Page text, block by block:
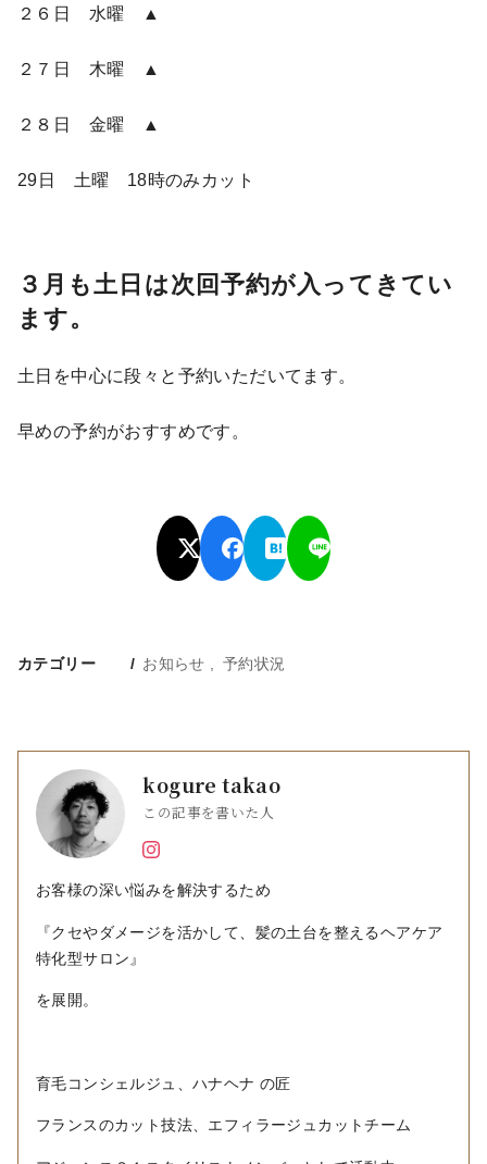
２６日 水曜 ▲
２７日 木曜 ▲
２８日 金曜 ▲
29日 土曜 18時のみカット
３月も土日は次回予約が入ってきてい
ます。
土日を中心に段々と予約いただいてます。
早めの予約がおすすめです。
カテゴリー お知らせ 予約状況
kogure takao
この記事を書いた人
お客様の深い悩みを解決するため
『クセやダメージを活かして、髪の土台を整えるヘアケア
特化型サロン』
を展開。
育毛コンシェルジュ、ハナヘナ の匠
フランスのカット技法、エフィラージュカットチーム